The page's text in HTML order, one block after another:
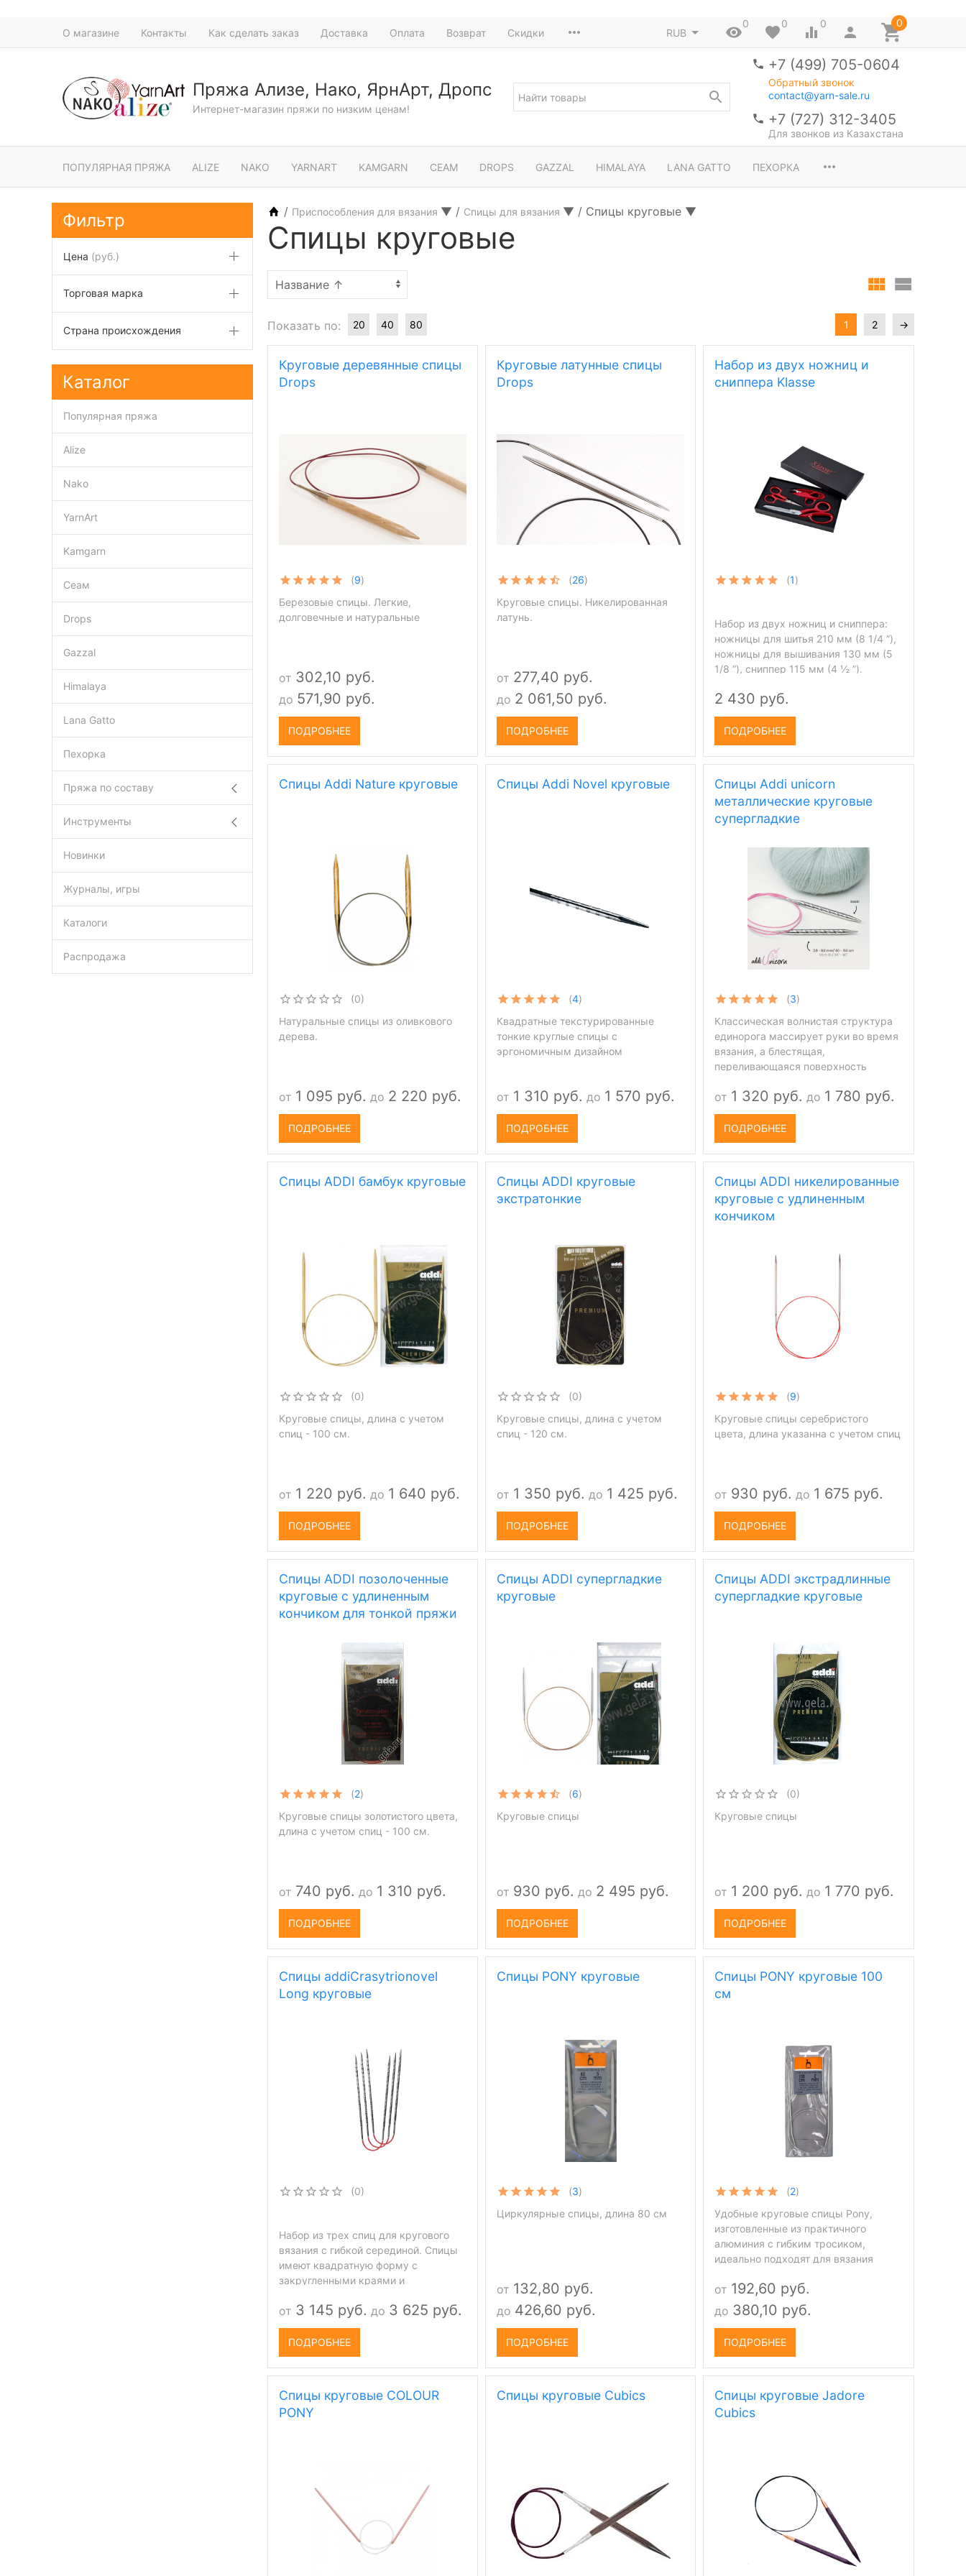
О магазине Контакты Как сделать заказ Доставка Оплата Возврат Скидки RUB
0 0 0 0
Пряжа Ализе, Нако, ЯрнАрт, Дропс
Интернет-магазин пряжи по низким ценам!
+7 (499) 705-0604
Обратный звонок
contact@yarn-sale.ru
+7 (727) 312-3405
Для звонков из Казахстана
ПОПУЛЯРНАЯ ПРЯЖА ALIZE NAKO YARNART KAMGARN СЕАМ DROPS GAZZAL HIMALAYA LANA GATTO ПЕХОРКА
/ Приспособления для вязания ▼ / Спицы для вязания ▼ / Спицы круговые ▼
Спицы круговые
Показать по: 20 40 80 1 2 →
Круговые деревянные спицы
Drops
(9)
Березовые спицы. Легкие,
долговечные и натуральные
от 302,10 руб.
до 571,90 руб.
ПОДРОБНЕЕ
Круговые латунные спицы
Drops
(26)
Круговые спицы. Никелированная
латунь.
от 277,40 руб.
до 2 061,50 руб.
ПОДРОБНЕЕ
Набор из двух ножниц и
сниппера Klasse
(1)
Набор из двух ножниц и сниппера:
ножницы для шитья 210 мм (8 1/4 ”),
ножницы для вышивания 130 мм (5
1/8 ”), сниппер 115 мм (4 ½ ”).
нержавеющей стали для
максимальной производительности
резки. Представлен в подарочной
коробке премиум-класса.
2 430 руб.
ПОДРОБНЕЕ
Спицы Addi Nature круговые
(0)
Натуральные спицы из оливкового
дерева.
от 1 095 руб. до 2 220 руб.
ПОДРОБНЕЕ
Спицы Addi Novel круговые
(4)
Квадратные текстурированные
тонкие круглые спицы с
эргономичным дизайном
от 1 310 руб. до 1 570 руб.
ПОДРОБНЕЕ
Спицы Addi unicorn
металлические круговые
супергладкие
(3)
Классическая волнистая структура
единорога массирует руки во время
вязания, а блестящая,
переливающаяся поверхность
наконечниками элегантность.
от 1 320 руб. до 1 780 руб.
ПОДРОБНЕЕ
Спицы ADDI бамбук круговые
(0)
Круговые спицы, длина с учетом
спиц - 100 см.
от 1 220 руб. до 1 640 руб.
ПОДРОБНЕЕ
Спицы ADDI круговые
экстратонкие
(0)
Круговые спицы, длина с учетом
спиц - 120 см.
от 1 350 руб. до 1 425 руб.
ПОДРОБНЕЕ
Спицы ADDI никелированные
круговые с удлиненным
кончиком
(9)
Круговые спицы серебристого
цвета, длина указанна с учетом спиц
от 930 руб. до 1 675 руб.
ПОДРОБНЕЕ
Спицы ADDI позолоченные
круговые с удлиненным
кончиком для тонкой пряжи
(2)
Круговые спицы золотистого цвета,
длина с учетом спиц - 100 см.
от 740 руб. до 1 310 руб.
ПОДРОБНЕЕ
Спицы ADDI супергладкие
круговые
(6)
Круговые спицы
от 930 руб. до 2 495 руб.
ПОДРОБНЕЕ
Спицы ADDI экстрадлинные
супергладкие круговые
(0)
Круговые спицы
от 1 200 руб. до 1 770 руб.
ПОДРОБНЕЕ
Спицы addiCrasytrionovel
Long круговые
(0)
Набор из трех спиц для кругового
вязания с гибкой серединой. Спицы
имеют квадратную форму с
закругленными краями и
от 3 145 руб. до 3 625 руб.
ПОДРОБНЕЕ
Спицы PONY круговые
(3)
Циркулярные спицы, длина 80 см
от 132,80 руб.
до 426,60 руб.
ПОДРОБНЕЕ
Спицы PONY круговые 100
см
(2)
Удобные круговые спицы Pony,
изготовленные из практичного
алюминия с гибким тросиком,
идеально подходят для вязания
одежды. Вязальные спицы PONY
изготовлены из алюминия высокого
качества со специальной
электролитическому оксидированию
для вязания гладкую поверхность,
отличаются высокой прочностью и
упругостью, идеально защищены от
от 192,60 руб.
до 380,10 руб.
ПОДРОБНЕЕ
Спицы круговые COLOUR
PONY
Спицы круговые Cubics
Спицы круговые Jadore
Cubics
Фильтр
Цена (руб.)
Торговая марка
Страна происхождения
Каталог
Популярная пряжа
Alize
Nako
YarnArt
Kamgarn
Сеам
Drops
Gazzal
Himalaya
Lana Gatto
Пехорка
Пряжа по составу
Инструменты
Новинки
Журналы, игры
Каталоги
Распродажа